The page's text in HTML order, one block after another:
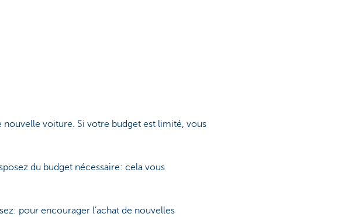
nouvelle voiture. Si votre budget est limité, vous
du budget nécessaire: cela vous
pour encourager l’achat de nouvelles